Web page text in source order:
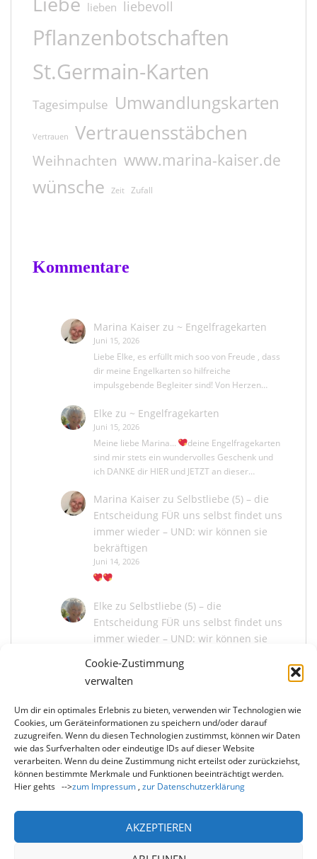
Cookie-Zustimmung
verwalten
Um dir ein optimales Erlebnis zu bieten, verwenden wir Technologien wie
Cookies, um Geräteinformationen zu speichern und/oder darauf
zuzugreifen. Wenn du diesen Technologien zustimmst, können wir Daten
wie das Surfverhalten oder eindeutige IDs auf dieser Website
verarbeiten. Wenn du deine Zustimmung nicht erteilst oder zurückziehst,
können bestimmte Merkmale und Funktionen beeinträchtigt werden.
Hier gehts -->zum Impressum , zur Datenschutzerklärung
AKZEPTIEREN
lieben liebevoll
Pflanzenbotschaften
St.Germain-Karten
Tagesimpulse Umwandlungskarten
Vertrauen Vertrauensstäbchen
Weihnachten www.marina-kaiser.de
wünsche Zeit Zufall
Kommentare
Marina Kaiserzu ~ Engelfragekarten
Juni 15, 2026
Liebe Elke, es erfüllt mich soo von Freude , dass
dir meine Engelkarten so hilfreiche
impulsgebende Begleiter sind! Von Herzen…
Elke zu ~ Engelfragekarten
Juni 15, 2026
Meine liebe Marina...
deine Engelfragekarten
sind mir stets ein wundervolles Geschenk und
ich DANKE dir HIER und JETZT an dieser…
Marina Kaiserzu Selbstliebe (5) – die
Entscheidung FÜR uns selbst findet uns
immer wieder – UND: wir können sie
bekräftigen
Juni 14, 2026
Elke zu Selbstliebe (5) – die
Entscheidung FÜR uns selbst findet uns
immer wieder – UND: wir können sie
Juni 13, 2026
Marina KaiserzuSelbstliebe (5) – die
Entscheidung FÜR uns selbst findet uns
immer wieder – UND: wir können sie
bekräftigen
Juni 13, 2026
Du liebe Elke, wie schön, dass du mit mir und